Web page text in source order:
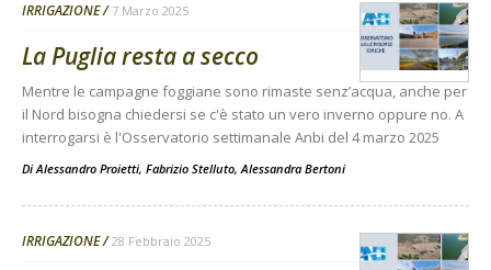
IRRIGAZIONE 7 Marzo 2025
La Puglia resta a secco
Mentre le campagne foggiane sono rimaste senz’acqua, anche per
il Nord bisogna chiedersi se c'è stato un vero inverno oppure no. A
interrogarsi è l'Osservatorio settimanale Anbi del 4 marzo 2025
DiAlessandro Proietti, Fabrizio Stelluto, Alessandra Bertoni
IRRIGAZIONE 28 Febbraio 2025